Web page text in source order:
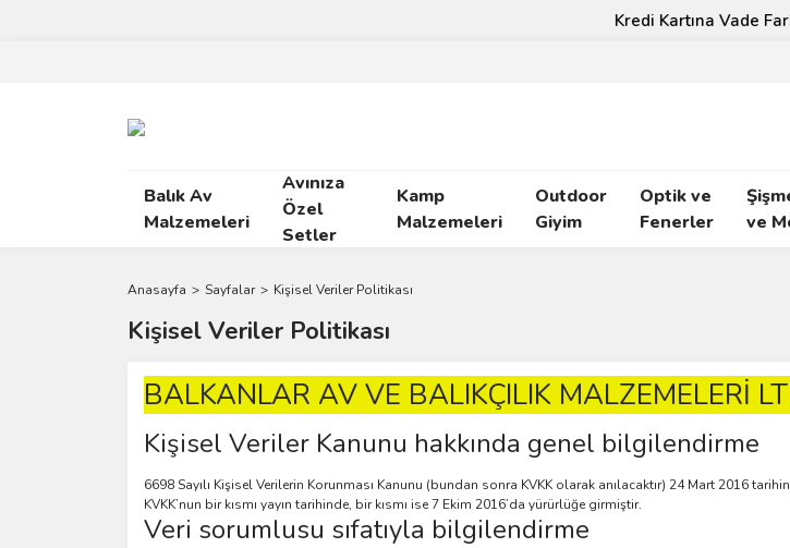
Kredi Kartına Vade Farksız 4
Balık Av
Malzemeleri
Avınıza
Özel
Setler
Kamp
Malzemeleri
Outdoor
Giyim
Optik ve
Fenerler
ve
Anasayfa Sayfalar Kişisel Veriler Politikası
Kişisel Veriler Politikası
BALKANLAR AV VE BALIKÇILIK MALZEMELERİ
Kişisel Veriler Kanunu hakkında genel bilgilendirme
6698 Sayılı Kişisel Verilerin Korunması Kanunu (bundan sonra KVKK olarak anılacaktır) 24 Mart 2016
KVKK’nun bir kısmı yayın tarihinde, bir kısmı ise 7 Ekim 2016’da yürürlüğe girmiştir.
Veri sorumlusu sıfatıyla bilgilendirme